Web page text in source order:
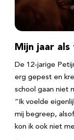
Mijn jaar
De 12-jarige
erg gepest en
school gaan niet
“Ik voelde
mij begreep,
kon ik ook niet